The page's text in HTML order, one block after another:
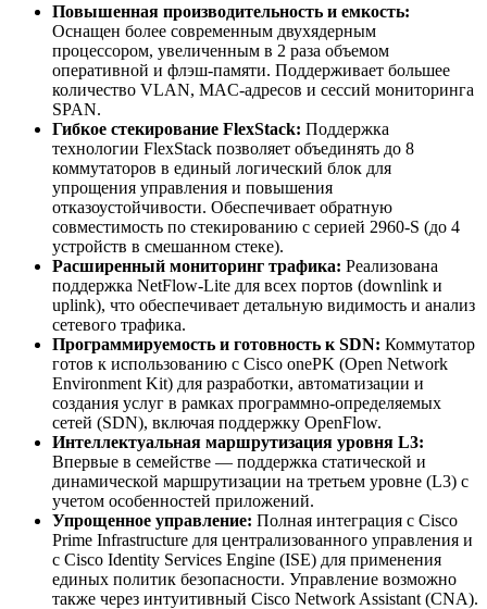
Повышенная производительность и емкость:
Оснащен более современным двухядерным
процессором, увеличенным в 2 раза объемом
оперативной и флэш-памяти. Поддерживает большее
количество VLAN, MAC-адресов и сессий мониторинга
SPAN.
Гибкое стекирование FlexStack: Поддержка
технологии FlexStack позволяет объединять до 8
коммутаторов в единый логический блок для
упрощения управления и повышения
отказоустойчивости. Обеспечивает обратную
совместимость по стекированию с серией 2960-S (до 4
устройств в смешанном стеке).
Расширенный мониторинг трафика: Реализована
поддержка NetFlow-Lite для всех портов (downlink и
uplink), что обеспечивает детальную видимость и анализ
сетевого трафика.
Программируемость и готовность к SDN: Коммутатор
готов к использованию с Cisco onePK (Open Network
Environment Kit) для разработки, автоматизации и
создания услуг в рамках программно-определяемых
сетей (SDN), включая поддержку OpenFlow.
Интеллектуальная маршрутизация уровня L3:
Впервые в семействе — поддержка статической и
динамической маршрутизации на третьем уровне (L3) с
учетом особенностей приложений.
Упрощенное управление: Полная интеграция с Cisco
Prime Infrastructure для централизованного управления и
с Cisco Identity Services Engine (ISE) для применения
единых политик безопасности. Управление возможно
также через интуитивный Cisco Network Assistant (CNA).